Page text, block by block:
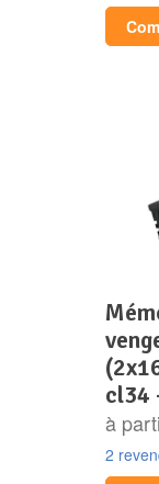
mémoire ram – corsair –
cl34
à
2